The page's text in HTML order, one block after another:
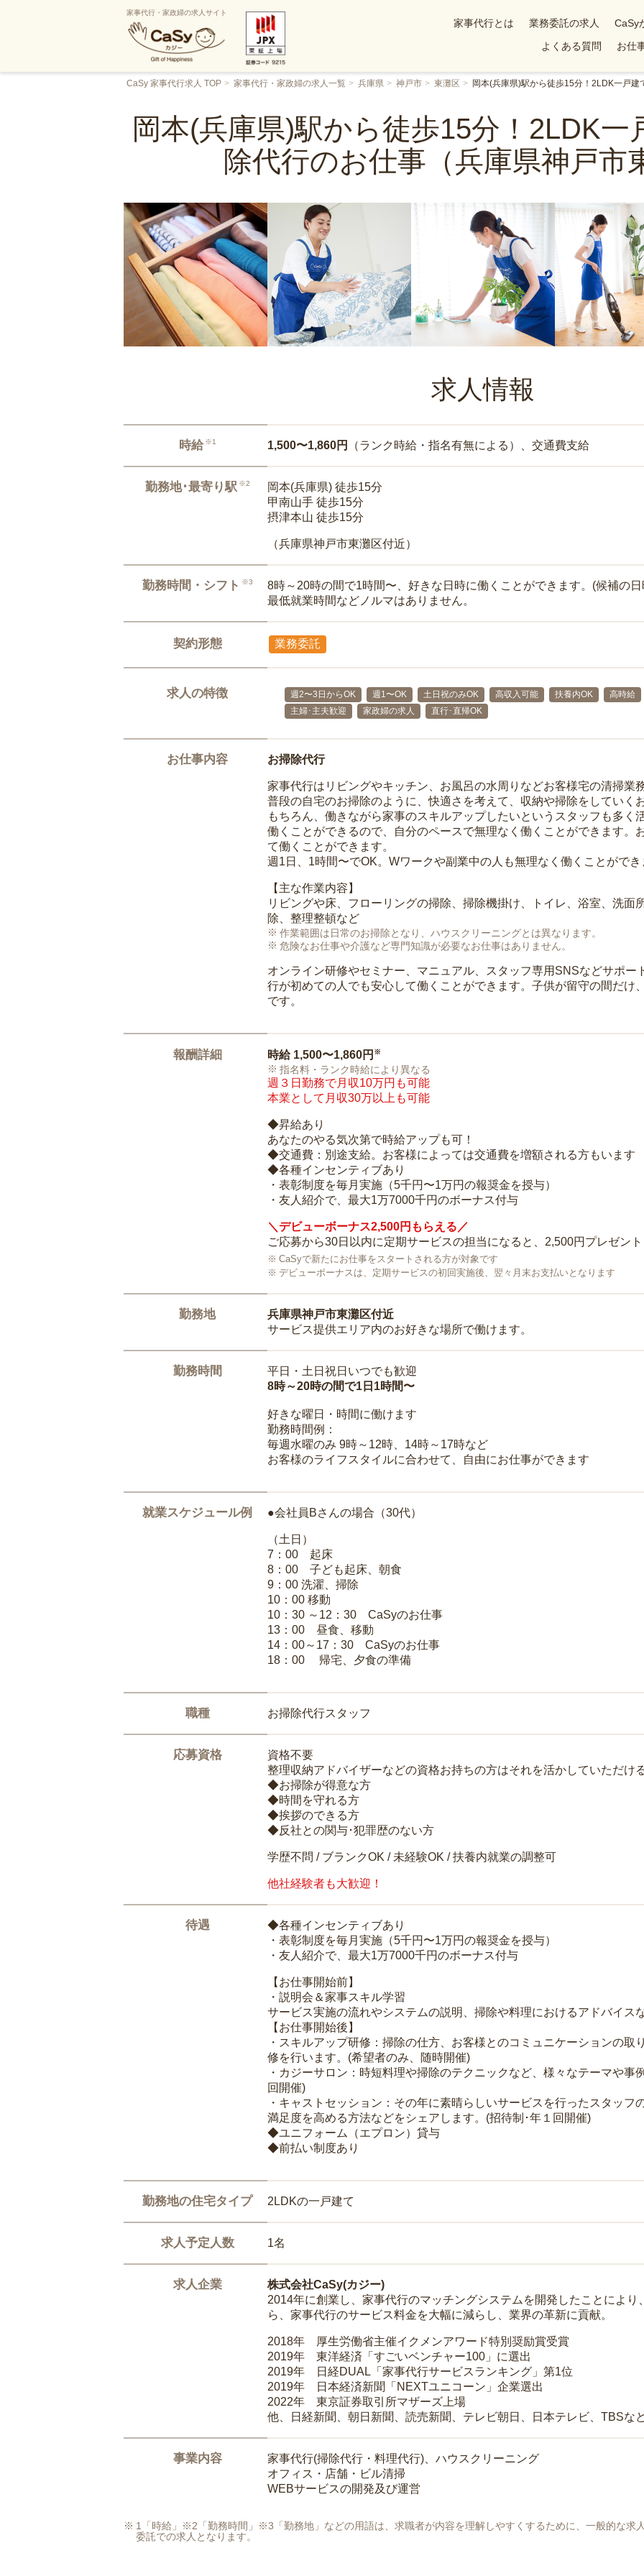
家事代行・家政婦の求人サイト
家事代行とは 業務委託の求人 CaSy
よくある質問
お仕
CaSy 家事代行求人 TOP 家事代行・家政婦の求人一覧 兵庫県 神戸市 東灘区 岡本(兵庫県)駅から徒歩15分！2LDK一戸建
岡本(兵庫県)駅から徒歩15分！2LDK一
除代行のお仕事（兵庫県神戸市
求人情報
時給 ※1 1,500〜1,860円 （ランク時給・指名有無による）、交通費支給
勤務地･最寄り駅 ※2
岡本(兵庫県) 徒歩15分
甲南山手 徒歩15分
摂津本山 徒歩15分
（兵庫県神戸市東灘区付近）
勤務時間・シフト ※3
8時～20時の間で1時間〜、好きな日時に働くことができます。(候補の
最低就業時間などノルマはありません。
契約形態 業務委託
求人の特徴 週2〜3日からOK 週1〜OK 土日祝のみOK 高収入可能 扶養内OK 高時給
主婦･主夫歓迎
家政婦の求人 直行･直帰OK
お仕事内容 お掃除代行
家事代行はリビングやキッチン、お風呂の水周りなどお客様宅の清掃業務
普段の自宅のお掃除のように、快適さを考えて、収納や掃除をしていく
もちろん、働きながら家事のスキルアップしたいというスタッフも多く
働くことができるので、自分のペースで無理なく働くことができます。
て働くことができます。
週1日、1時間〜でOK。Wワークや副業中の人も無理なく働くことができ
【主な作業内容】
リビングや床、フローリングの掃除、掃除機掛け、トイレ、浴室、洗面
除、整理整頓など
作業範囲は日常のお掃除となり、ハウスクリーニングとは異なります。
危険なお仕事や介護など専門知識が必要なお仕事はありません。
オンライン研修やセミナー、マニュアル、スタッフ専用SNSなどサポー
行が初めての人でも安心して働くことができます。子供が留守の間だけ
です。
報酬詳細 時給 1,500〜1,860円 ※
指名料・ランク時給により異なる
週３日勤務で月収10万円も可能
本業として月収30万以上も可能
◆昇給あり
あなたのやる気次第で時給アップも可！
◆交通費：別途支給。お客様によっては交通費を増額される方もいます
◆各種インセンティブあり
・表彰制度を毎月実施（5千円〜1万円の報奨金を授与）
・友人紹介で、最大1万7000千円のボーナス付与
＼デビューボーナス2,500円もらえる／
ご応募から30日以内に定期サービスの担当になると、2,500円プレゼント
CaSyで新たにお仕事をスタートされる方が対象です
デビューボーナスは、定期サービスの初回実施後、翌々月末お支払いとなります
勤務地
兵庫県神戸市東灘区付近
サービス提供エリア内のお好きな場所で働けます。
勤務時間
平日・土日祝日いつでも歓迎
8時～20時の間で1日1時間〜
好きな曜日・時間に働けます
勤務時間例：
毎週水曜のみ 9時～12時、14時～17時など
お客様のライフスタイルに合わせて、自由にお仕事ができます
就業スケジュール例 ●会社員Bさんの場合（30代）
（土日）
7：00 起床
8：00 子ども起床、朝食
9：00 洗濯、掃除
10：00 移動
10：30 ～12：30 CaSyのお仕事
13：00 昼食、移動
14：00～17：30 CaSyのお仕事
18：00 帰宅、夕食の準備
職種 お掃除代行スタッフ
応募資格
資格不要
整理収納アドバイザーなどの資格お持ちの方はそれを活かしていただけ
◆お掃除が得意な方
◆時間を守れる方
◆挨拶のできる方
◆反社との関与･犯罪歴のない方
学歴不問 / ブランクOK / 未経験OK / 扶養内就業の調整可
他社経験者も大歓迎！
待遇
◆各種インセンティブあり
・表彰制度を毎月実施（5千円〜1万円の報奨金を授与）
・友人紹介で、最大1万7000千円のボーナス付与
【お仕事開始前】
・説明会＆家事スキル学習
サービス実施の流れやシステムの説明、掃除や料理におけるアドバイス
【お仕事開始後】
・スキルアップ研修：掃除の仕方、お客様とのコミュニケーションの
修を行います。(希望者のみ、随時開催)
・カジーサロン：時短料理や掃除のテクニックなど、様々なテーマや事
回開催)
・キャストセッション：その年に素晴らしいサービスを行ったスタッ
満足度を高める方法などをシェアします。(招待制･年１回開催)
◆ユニフォーム（エプロン）貸与
◆前払い制度あり
勤務地の住宅タイプ 2LDKの一戸建て
求人予定人数 1名
求人企業
株式会社CaSy(カジー)
2014年に創業し、家事代行のマッチングシステムを開発したことによ
ら、家事代行のサービス料金を大幅に減らし、業界の革新に貢献。
2018年 厚生労働省主催イクメンアワード特別奨励賞受賞
2019年 東洋経済「すごいベンチャー100」に選出
2019年 日経DUAL「家事代行サービスランキング」第1位
2019年 日本経済新聞「NEXTユニコーン」企業選出
2022年 東京証券取引所マザーズ上場
他、日経新聞、朝日新聞、読売新聞、テレビ朝日、日本テレビ、TBSな
事業内容
家事代行(掃除代行・料理代行)、ハウスクリーニング
オフィス・店舗・ビル清掃
WEBサービスの開発及び運営
1「時給」※2「勤務時間」※3「勤務地」などの用語は、求職者が内容を理解しやすくするために、一般的な求
委託での求人となります。